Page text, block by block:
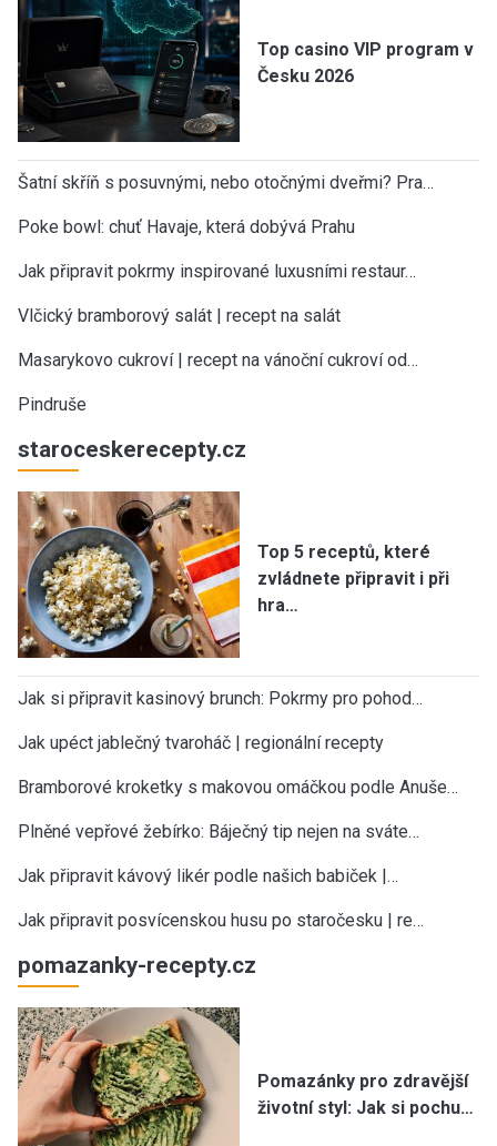
Top casino VIP program v
Česku 2026
Šatní skříň s posuvnými, nebo otočnými dveřmi? Pra…
Poke bowl: chuť Havaje, která dobývá Prahu
Jak připravit pokrmy inspirované luxusními restaur…
Vlčický bramborový salát | recept na salát
Masarykovo cukroví | recept na vánoční cukroví od…
Pindruše
staroceskerecepty.cz
Top 5 receptů, které
zvládnete připravit i při
hra…
Jak si připravit kasinový brunch: Pokrmy pro pohod…
Jak upéct jablečný tvaroháč | regionální recepty
Bramborové kroketky s makovou omáčkou podle Anuše…
Plněné vepřové žebírko: Báječný tip nejen na sváte…
Jak připravit kávový likér podle našich babiček |…
Jak připravit posvícenskou husu po staročesku | re…
pomazanky-recepty.cz
Pomazánky pro zdravější
životní styl: Jak si pochu…